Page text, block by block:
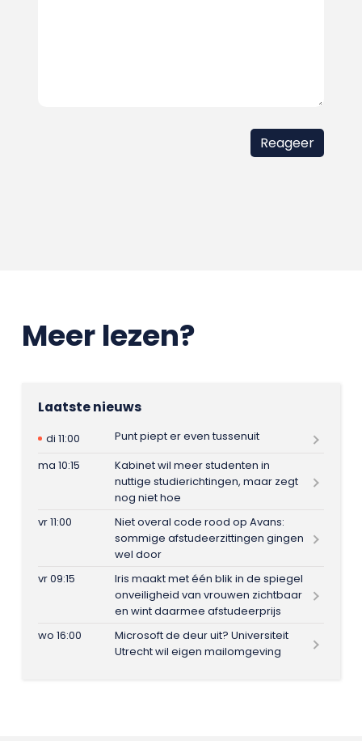
Meer lezen?
Laatste nieuws
di 11:00
Punt piept er even tussenuit
ma 10:15
Kabinet wil meer studenten in
nuttige studierichtingen, maar zegt
nog niet hoe
vr 11:00
Niet overal code rood op Avans:
sommige afstudeerzittingen gingen
wel door
vr 09:15
Iris maakt met één blik in de spiegel
onveiligheid van vrouwen zichtbaar
en wint daarmee afstudeerprijs
wo 16:00
Microsoft de deur uit? Universiteit
Utrecht wil eigen mailomgeving